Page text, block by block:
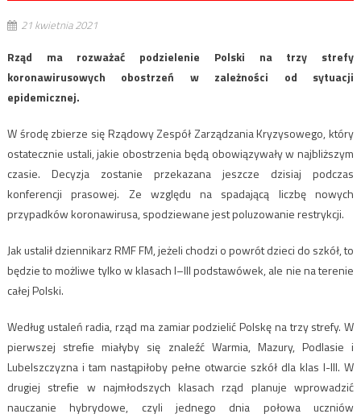
21 kwietnia 2021
Rząd ma rozważać podzielenie Polski na trzy strefy
koronawirusowych obostrzeń w zależności od sytuacji
epidemicznej.
W środę zbierze się Rządowy Zespół Zarządzania Kryzysowego, który
ostatecznie ustali, jakie obostrzenia będą obowiązywały w najbliższym
czasie. Decyzja zostanie przekazana jeszcze dzisiaj podczas
konferencji prasowej. Ze względu na spadającą liczbę nowych
przypadków koronawirusa, spodziewane jest poluzowanie restrykcji.
Jak ustalił dziennikarz RMF FM, jeżeli chodzi o powrót dzieci do szkół, to
będzie to możliwe tylko w klasach I–III podstawówek, ale nie na terenie
całej Polski.
Według ustaleń radia, rząd ma zamiar podzielić Polskę na trzy strefy. W
pierwszej strefie miałyby się znaleźć Warmia, Mazury, Podlasie i
Lubelszczyzna i tam nastąpiłoby pełne otwarcie szkół dla klas I-III. W
drugiej strefie w najmłodszych klasach rząd planuje wprowadzić
nauczanie hybrydowe, czyli jednego dnia połowa uczniów